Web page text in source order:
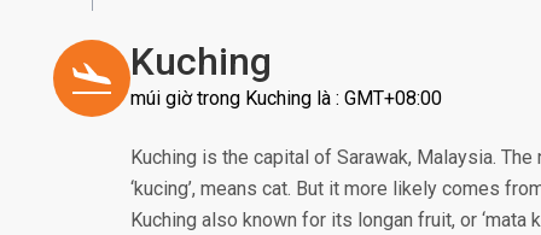
Kuching
múi giờ trong Kuching là : GMT+08:00
Kuching is the capital of Sarawak, Malaysia.
‘kucing’, means cat. But it more likely comes
Kuching also known for its longan fruit, or ‘mata